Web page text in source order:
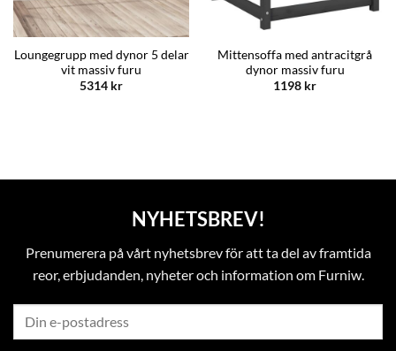
Loungegrupp med dynor 5 delar
vit massiv furu
5314 kr
Mittensoffa med antracitgrå
dynor massiv furu
1198 kr
NYHETSBREV!
Prenumerera på vårt nyhetsbrev för att ta del av framtida
reor, erbjudanden, nyheter och information om Furniw.